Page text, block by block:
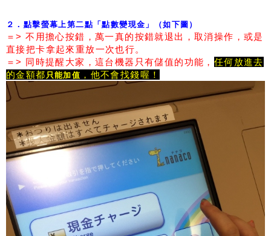
２．點擊螢幕上第二點「點數變現金」（如下圖）
＝> 不用擔心按錯，萬一真的按錯就退出，取消操作，或是
直接把卡拿起來重放一次也行。
＝> 同時提醒大家，這台機器只有儲值的功能， 任何放進去
的金額都 只能加值 ，他不會找錢喔！